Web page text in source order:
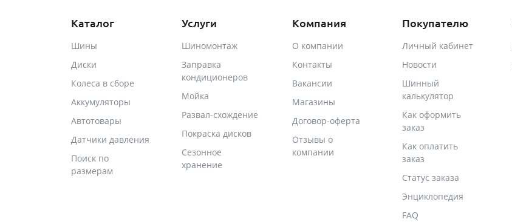
Каталог
Шины
Диски
Колеса в сборе
Аккумуляторы
Автотовары
Датчики давления
Поиск по
размерам
Услуги
Шиномонтаж
Заправка
кондиционеров
Мойка
Развал-схождение
Покраска дисков
Сезонное
хранение
Компания
О компании
Контакты
Вакансии
Магазины
Договор-оферта
Отзывы о
компании
Покупателю
Личный кабинет
Новости
Шинный
калькулятор
Как оформить
заказ
Как оплатить
заказ
Статус заказа
Энциклопедия
FAQ